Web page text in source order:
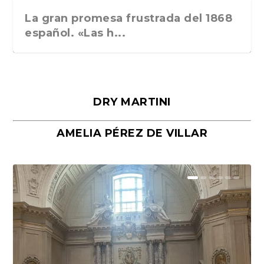
La gran promesa frustrada del 1868
español. «Las h...
Málaga, verso en azul, de Rafael
Porras y Salvador...
«La cocina hebrea. Alimentación
del pueblo judío e...
DRY MARTINI
AMELIA PÉREZ DE VILLAR